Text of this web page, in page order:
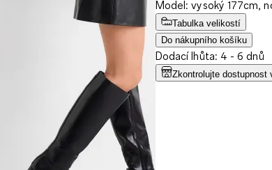
Model: vysoký 177cm,
Tabulka velikostí
Do nákupního košíku
Dodací lhůta: 4 - 6 dnů
Zkontrolujte dostupnost